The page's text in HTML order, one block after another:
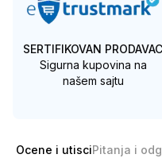
SERTIFIKOVAN PRODAVAC
Sigurna kupovina na
našem sajtu
Ocene i utisciPitanja i